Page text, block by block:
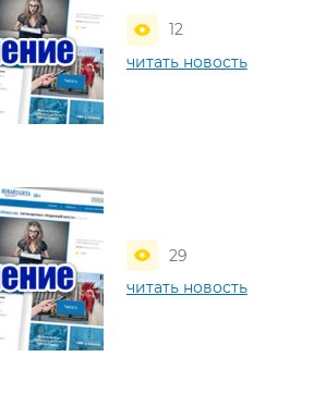
12
читать новость
29
читать новость